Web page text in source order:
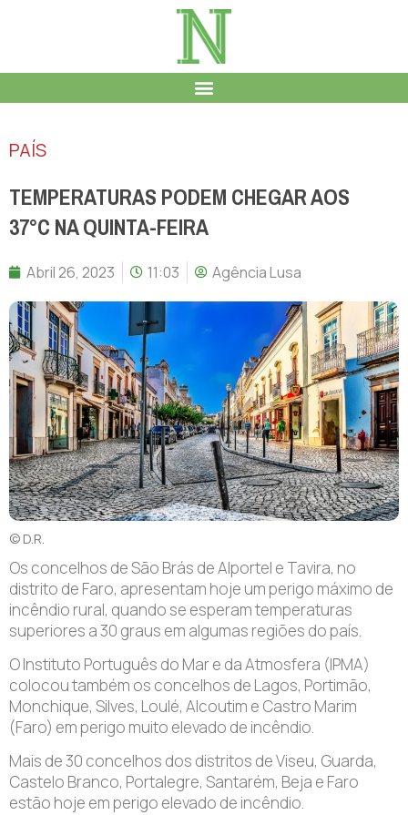
PAÍS
TEMPERATURAS PODEM CHEGAR AOS
37°C NA QUINTA-FEIRA
Abril 26, 2023 11:03 Agência Lusa
© D.R.
Os concelhos de São Brás de Alportel e Tavira, no
distrito de Faro, apresentam hoje um perigo máximo de
incêndio rural, quando se esperam temperaturas
superiores a 30 graus em algumas regiões do país.
O Instituto Português do Mar e da Atmosfera (IPMA)
colocou também os concelhos de Lagos, Portimão,
Monchique, Silves, Loulé, Alcoutim e Castro Marim
(Faro) em perigo muito elevado de incêndio.
Mais de 30 concelhos dos distritos de Viseu, Guarda,
Castelo Branco, Portalegre, Santarém, Beja e Faro
estão hoje em perigo elevado de incêndio.